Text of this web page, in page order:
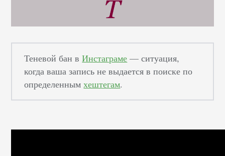
Теневой бан вИнстаграме — ситуация,
когда ваша запись не выдается в поиске по
определеннымхештегам.